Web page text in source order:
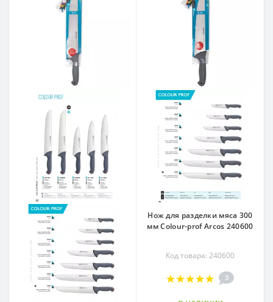
Нож для разделки мяса 300
мм Сolour-prof Arcos 240600
Код товара: 240600
3